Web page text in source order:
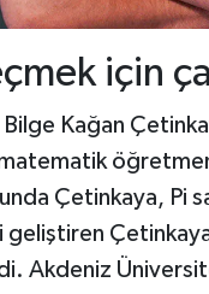
için
Kağan
Çetinkaya, Pi
Akdeniz